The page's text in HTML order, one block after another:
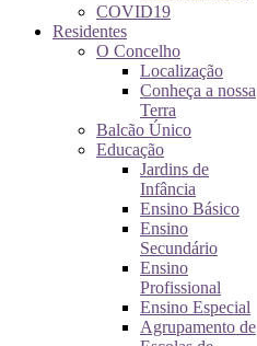
COVID19
Residentes
O Concelho
Localização
Conheça a nossa
Terra
Balcão Único
Educação
Jardins de
Infância
Ensino Básico
Ensino
Secundário
Ensino
Profissional
Ensino Especial
Agrupamento de